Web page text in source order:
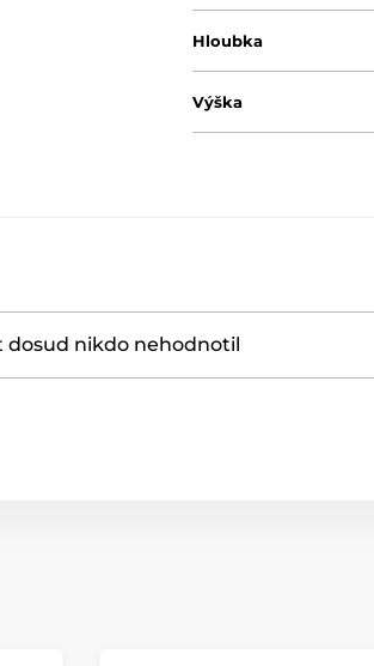
Hloubka
Výška
dosud nikdo nehodnotil